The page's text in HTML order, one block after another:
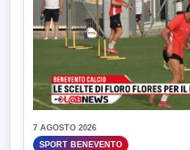
7 AGOSTO 2026
SPORT BENEVENTO